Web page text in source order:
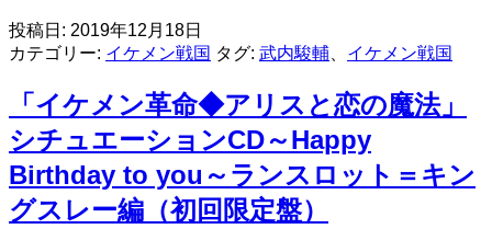
投稿日: 2019年12月18日
カテゴリー: イケメン戦国 タグ: 武内駿輔 イケメン戦国
「イケメン革命◆アリスと恋の魔法」
シチュエーションCD～Happy
Birthday to you～ランスロット＝キン
グスレー編（初回限定盤）